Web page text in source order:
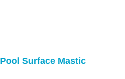
Surface Mastic